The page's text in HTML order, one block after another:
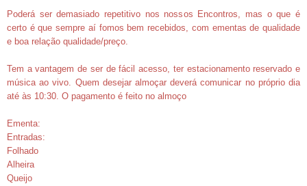
Poderá ser demasiado repetitivo nos nossos Encontros, mas o que é
certo é que sempre aí fomos bem recebidos, com ementas de qualidade
e boa relação qualidade/preço.
Tem a vantagem de ser de fácil acesso, ter estacionamento reservado e
música ao vivo. Quem desejar almoçar deverá comunicar no próprio dia
até às 10:30. O pagamento é feito no almoço
Ementa:
Entradas:
Folhado
Alheira
Queijo